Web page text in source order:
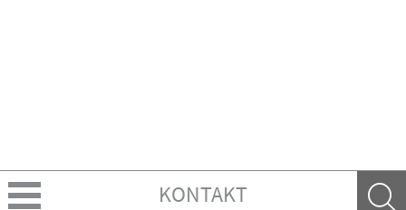
KONTAKT